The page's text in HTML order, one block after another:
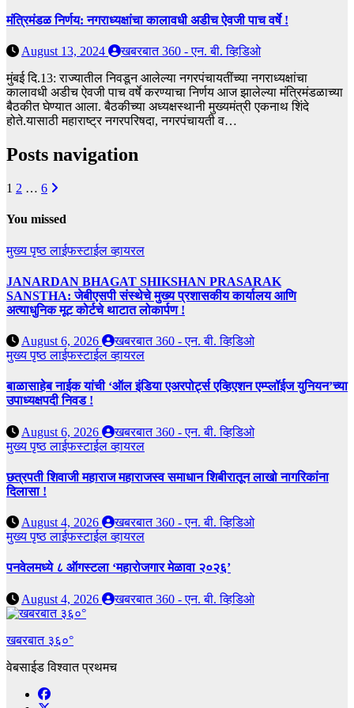
मंत्रिमंडळ निर्णय: नगराध्यक्षांचा कालावधी अडीच ऐवजी पाच वर्षे !
August 13, 2024
खबरबात 360 - एन. बी. व्हिडिओ
मुंबई दि.13: राज्यातील निवडून आलेल्या नगरपंचायतींच्या नगराध्यक्षांचा
कालावधी अडीच ऐवजी पाच वर्षे करण्याचा निर्णय आज झालेल्या मंत्रिमंडळाच्या
बैठकीत घेण्यात आला. बैठकीच्या अध्यक्षस्थानी मुख्यमंत्री एकनाथ शिंदे
होते.यासाठी महाराष्ट्र नगरपरिषदा, नगरपंचायती व…
Posts navigation
1 2 … 6
You missed
मुख्य पृष्ठलाईफस्टाईलव्हायरल
JANARDAN BHAGAT SHIKSHAN PRASARAK
SANSTHA: जेबीएसपी संस्थेचे मुख्य प्रशासकीय कार्यालय आणि
अत्याधुनिक मूट कोर्टचे थाटात लोकार्पण !
August 6, 2026
खबरबात 360 - एन. बी. व्हिडिओ
मुख्य पृष्ठलाईफस्टाईलव्हायरल
बाळासाहेब नाईक यांची ‘ऑल इंडिया एअरपोर्ट्स एव्हिएशन एम्प्लॉईज युनियन’च्या
उपाध्यक्षपदी निवड !
August 6, 2026
खबरबात 360 - एन. बी. व्हिडिओ
मुख्य पृष्ठलाईफस्टाईलव्हायरल
छत्रपती शिवाजी महाराज महाराजस्व समाधान शिबीरातून लाखो नागरिकांना
दिलासा !
August 4, 2026
खबरबात 360 - एन. बी. व्हिडिओ
मुख्य पृष्ठलाईफस्टाईलव्हायरल
पनवेलमध्ये ८ ऑगस्टला ‘महारोजगार मेळावा २०२६’
August 4, 2026 खबरबात 360 - एन. बी. व्हिडिओ
खबरबात ३६०°
वेबसाईड विश्वात प्रथमच